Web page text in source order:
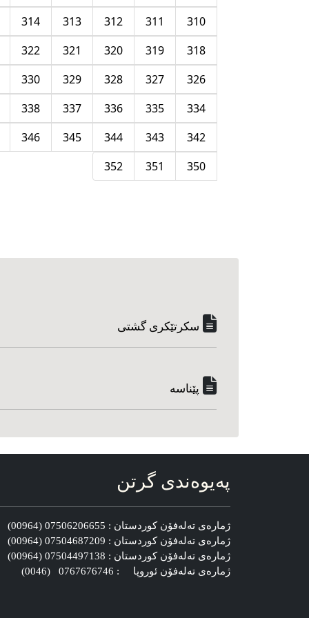
310
311
312
313
314
318
319
320
321
322
326
327
328
329
330
334
335
336
337
338
342
343
344
345
346
350
351
352
سکرتێکری گشتی
پێناسه‌
په‌یوه‌ندی گرتن
ژماره‌ی ته‌له‌فۆن کوردستان : 07506206655 (00964)
ژماره‌ی ته‌له‌فۆن کوردستان : 07504687209 (00964)
ژماره‌ی ته‌له‌فۆن کوردستان : 07504497138 (00964)
ژماره‌ی ته‌له‌فۆن ئوروپا : 0767676746 (0046)